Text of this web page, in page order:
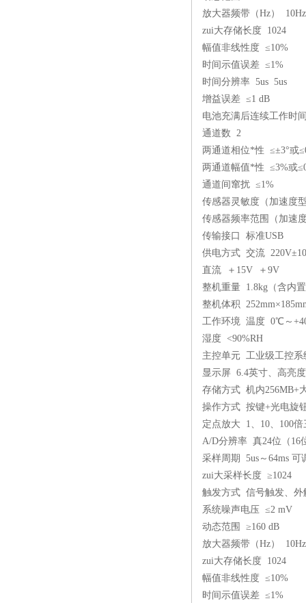
放大器频带（Hz）
zui大存储长度 1024
幅值非线性度 ≤10%
时间示值误差 ≤1%
时间分辨率 5us 5us
增益误差 ≤1 dB
电池充满后连续工作时
通道数 2
两通道相位*性 ≤±3°或
两通道幅值*性 ≤3%或
通道间窜扰 ≤1%
传感器灵敏度（加速度
传感器频率范围（加速
传输接口 标准USB
供电方式 交流
直流 ＋15V ＋9V
整机重量 1.8kg（含内
整机体积
工作环境 温度 0℃～
湿度 <90%RH
主控单元 工业级工控系
显示屏 6.4英寸、高亮
存储方式 机内256MB+
操作方式 按键+光电旋
定点放大 1、10、100倍
A/D分辨率 真24位（16
采样周期 5us～64ms 可
zui大采样长度 ≥1024
触发方式 信号触发、外
系统噪声电压 ≤2 mV
动态范围 ≥160 dB
放大器频带（Hz）
zui大存储长度 1024
幅值非线性度 ≤10%
时间示值误差 ≤1%